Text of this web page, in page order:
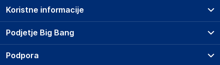
izdelka in lahko vključujejo ključne varnostne informacije,
povezane z določenim izdelkom.
Podjetje Big Bang
O podjetju
Koristne informacije
Prodajna mesta
Storitve
Podpora